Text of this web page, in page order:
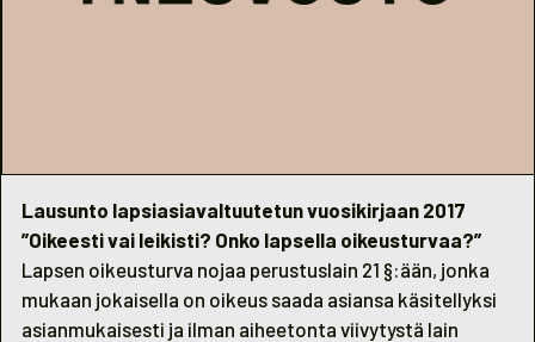
Lausunto lapsiasiavaltuutetun vuosikirjaan 2017
”Oikeesti vai leikisti? Onko lapsella oikeusturvaa?”
Lapsen oikeusturva nojaa perustuslain 21 §:ään, jonka
mukaan jokaisella on oikeus saada asiansa käsitellyksi
asianmukaisesti ja ilman aiheetonta viivytystä lain